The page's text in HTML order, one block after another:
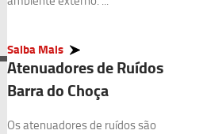
Saiba Mais
Atenuadores de Ruídos
Barra do Choça
Os atenuadores de ruídos são